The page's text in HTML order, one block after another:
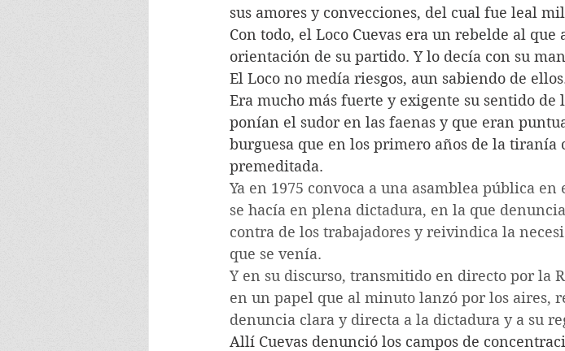
sus amores y convecciones, del cual fue leal
Con todo, el Loco Cuevas era un rebelde al que
orientación de su partido. Y lo decía con su
El Loco no medía riesgos, aun sabiendo de
Era mucho más fuerte y exigente su sentido de
ponían el sudor en las faenas y que eran
burguesa que en los primero años de la tiranía
premeditada.
Ya en 1975 convoca a una asamblea pública
se hacía en plena dictadura, en la que
contra de los trabajadores y reivindica la
que se venía.
Y en su discurso, transmitido en directo por la
en un papel que al minuto lanzó por los aires,
denuncia clara y directa a la dictadura y a su
Allí Cuevas denunció los campos de